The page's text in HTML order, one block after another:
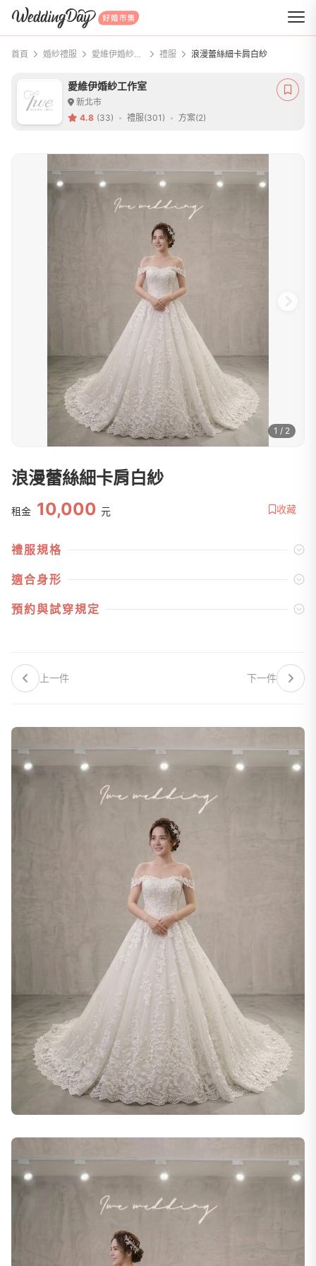
WeddingDay 好婚市集
首頁 婚紗禮服 愛維伊婚紗工作室 禮服 浪漫蕾絲細卡肩白紗
愛維伊婚紗工作室
新北市
4.8 (33) 禮服(301) 方案(2)
1 / 2
浪漫蕾絲細卡肩白紗
租金 10,000 元 收藏
禮服規格
適合身形
預約與試穿規定
上一件 下一件